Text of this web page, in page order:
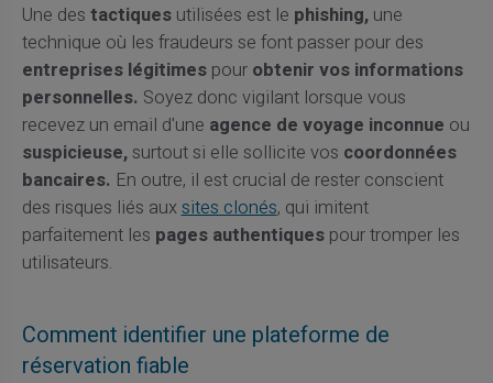
Une des tactiquesutilisées est le phishing,une
technique où les fraudeurs se font passer pour des
entreprises légitimespour obtenir vos informations
personnelles. Soyez donc vigilant lorsque vous
recevez un email d'une agence de voyage inconnue ou
suspicieuse,surtout si elle sollicite vos coordonnées
bancaires. En outre, il est crucial de rester conscient
des risques liés auxsites clonés, qui imitent
parfaitement les pages authentiquespour tromper les
utilisateurs.
Comment identifier une plateforme de
réservation fiable